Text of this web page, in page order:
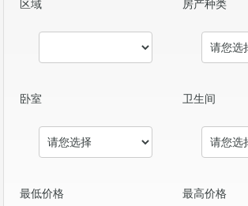
区域 房产种类
卧室 卫生间
最低价格 最高价格